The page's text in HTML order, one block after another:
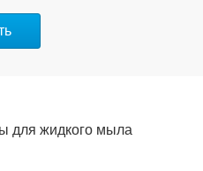
для жидкого мыла